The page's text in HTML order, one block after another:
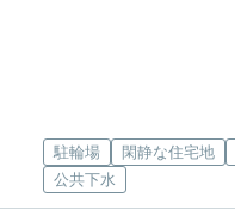
駐輪場 閑静な住宅地
公共下水